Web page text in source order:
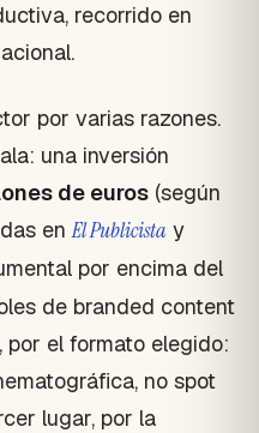
recorrido en
por varias razones.
una inversión
de euros (según
enEl Publicista y
por encima del
de branded content
por el formato elegido:
no spot
lugar, por la